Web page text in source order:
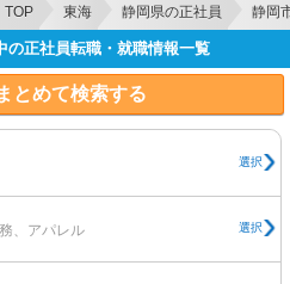
TOP 東海 静岡県の正社員 静岡
の正社員転職・就職情報一覧
とめて検索する
選択
、アパレル 選択